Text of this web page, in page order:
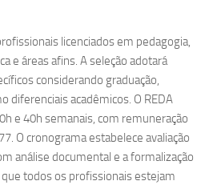
licenciados em pedagogia,
e áreas afins. A seleção adotará
considerando graduação,
diferenciais acadêmicos. O REDA
e 40h semanais, com remuneração
O cronograma estabelece avaliação
análise documental e a formalização
todos os profissionais estejam